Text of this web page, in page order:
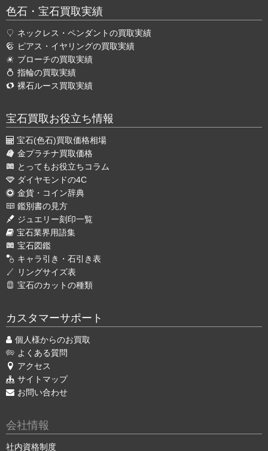
色石・宝石買取実績
ネックレス・ペンダントの買取実績
ピアス・イヤリングの買取実績
ブローチの買取実績
指輪の買取実績
裸石ルース買取実績
宝石買取お役立ち情報
宝石(色石)買取価格相場
金プラチナ買取価格
とってもお役立ちコラム
ダイヤモンドの4C
金貨・コイン辞典
鑑別書の見方
ジュエリー刻印一覧
宝石業界用語集
宝石図鑑
キャラ引き・石引き表
リングサイズ表
宝石のカットの種類
カスタマーサポート
個人様からのお買取
よくある質問
アクセス
サイトマップ
お問い合わせ
会社情報
社内資格制度